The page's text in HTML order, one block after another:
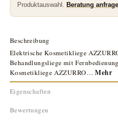
Produktauswahl.
Beratung
Beschreibung
Elektrische Kosmetikliege
Behandlungsliege mit
Kosmetikliege AZZURRO…Mehr
Eigenschaften
Bewertungen